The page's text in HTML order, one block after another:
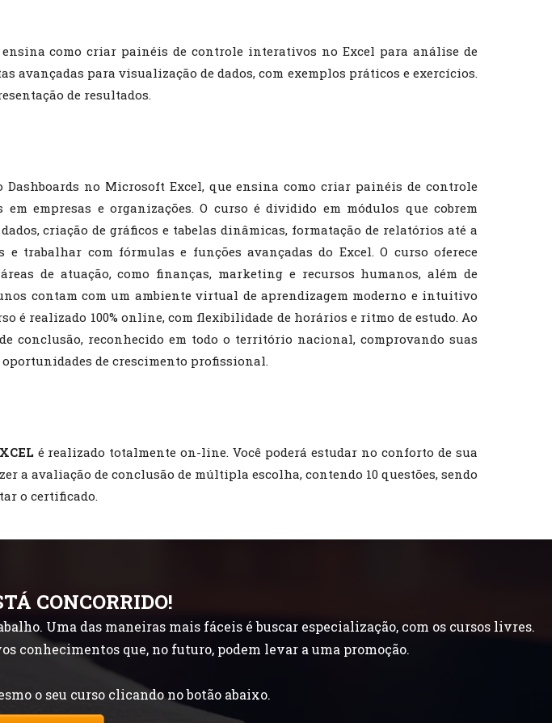
como criar painéis de controle interativos no Excel para análise de
avançadas para visualização de dados, com exemplos práticos e exercícios.
de resultados.
Dashboards no Microsoft Excel, que ensina como criar painéis de controle
empresas e organizações. O curso é dividido em módulos que cobrem
criação de gráficos e tabelas dinâmicas, formatação de relatórios até a
trabalhar com fórmulas e funções avançadas do Excel. O curso oferece
de atuação, como finanças, marketing e recursos humanos, além de
contam com um ambiente virtual de aprendizagem moderno e intuitivo
é realizado 100% online, com flexibilidade de horários e ritmo de estudo. Ao
conclusão, reconhecido em todo o território nacional, comprovando suas
de crescimento profissional.
é realizado totalmente on-line. Você poderá estudar no conforto de sua
a avaliação de conclusão de múltipla escolha, contendo 10 questões, sendo
o certificado.
CONCORRIDO!
Uma das maneiras mais fáceis é buscar especialização, com os cursos livres.
conhecimentos que, no futuro, podem levar a uma promoção.
o seu curso clicando no botão abaixo.